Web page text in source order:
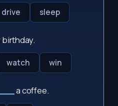
drive sleep
watch win
a coffee.